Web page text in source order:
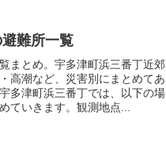
難所一覧
まとめ。宇多津町浜三番丁近郊
高潮など、災害別にまとめてあ
多津町浜三番丁では、以下の場
ていきます。観測地点...